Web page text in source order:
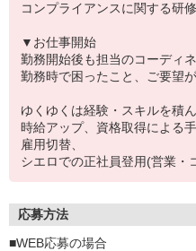
コンプライアンスに関する研
▼お仕事開始
勤務開始後も担当のコーディ
勤務時で困ったこと、ご要望
ゆくゆくは経験・スキルを積
時給アップ、資格取得による
雇用切替、
シエロでの正社員登用(営業・
応募方法
■WEB応募の場合